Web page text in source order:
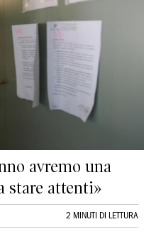
avremo una
stare attenti»
2 MINUTI DI LETTURA